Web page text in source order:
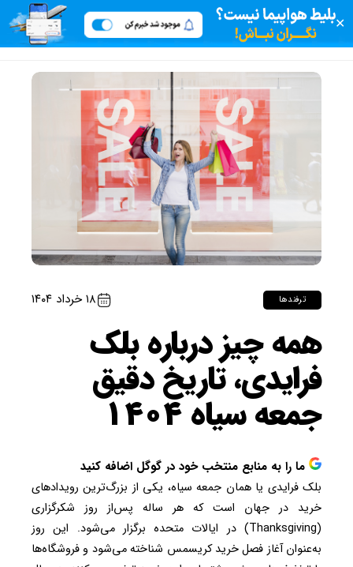
✕
ترفندها ۱۸ خرداد ۱۴۰۴
همه چیز درباره بلک
فرایدی، تاریخ دقیق
جمعه سیاه ۱۴۰۴
ما را به منابع منتخب خود در گوگل اضافه کنید
بلک فرایدی یا همان جمعه سیاه، یکی از بزرگ‌ترین رویدادهای
خرید در جهان است که هر ساله پس‌از روز شکرگزاری
(Thanksgiving) در ایالات متحده برگزار می‌شود. این روز
به‌عنوان آغاز فصل خرید کریسمس شناخته می‌شود و فروشگاه‌ها